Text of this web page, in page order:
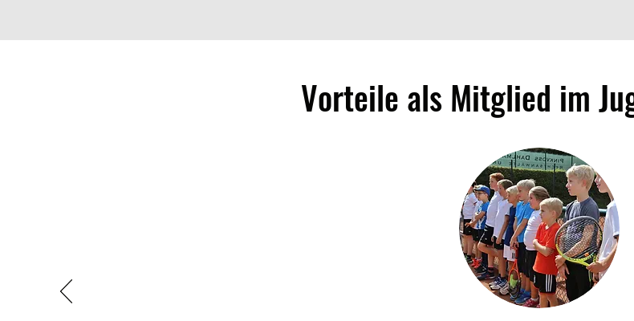
Vorteile als Mitglied im